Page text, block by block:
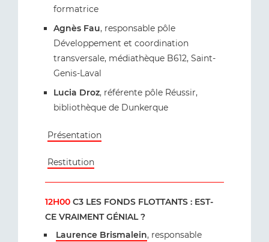
formatrice
Agnès Fau, responsable pôle
Développement et coordination
transversale, médiathèque B612, Saint-
Genis-Laval
Lucia Droz, référente pôle Réussir,
bibliothèque de Dunkerque
Présentation
Restitution
12H00 C3 LES FONDS FLOTTANTS : EST-
CE VRAIMENT GÉNIAL ?
Laurence Brismalein, responsable